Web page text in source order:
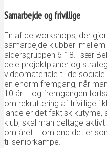
Samarbejde og frivillige
En af de workshops, der
samarbejde klubber
aldersgruppen 6-18. Især
dele projektplaner og
videomateriale til de
en enorm fremgang, når
10 år – og fremgangen
om rekruttering af frivillige i
lande er det faktisk kutyme,
klub, skal man deltage
om året – om end det er
til seniorkampe.